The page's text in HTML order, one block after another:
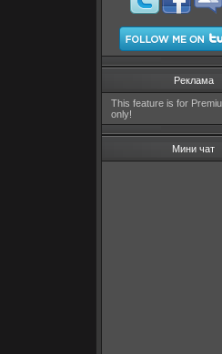
Реклама
This feature is for
only!
Мини чат